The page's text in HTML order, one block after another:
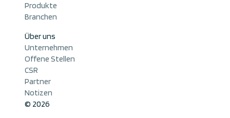
Produkte
Branchen
Über uns
Unternehmen
Offene Stellen
CSR
Partner
Notizen
© 2026